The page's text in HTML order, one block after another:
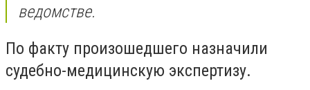
ведомстве.
По факту произошедшего назначили
судебно-медицинскую экспертизу.